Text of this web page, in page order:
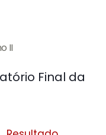
II
Final da